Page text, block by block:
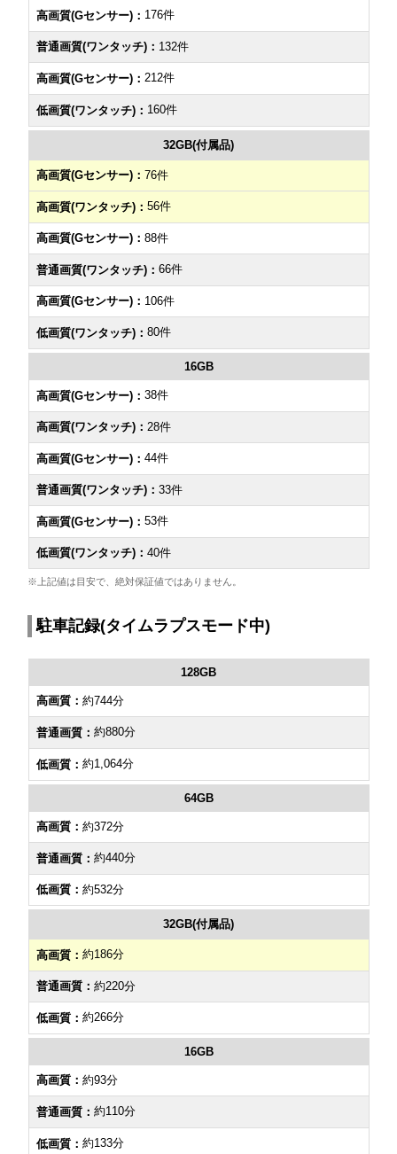
176件
132件
212件
160件
32GB(付属品)
76件
56件
88件
66件
106件
80件
16GB
38件
28件
44件
33件
53件
40件
※上記値は目安で、絶対保証値ではありません。
駐車記録(タイムラプスモード中)
128GB
約744分
約880分
約1,064分
64GB
約372分
約440分
約532分
32GB(付属品)
約186分
約220分
約266分
16GB
約93分
約110分
約133分